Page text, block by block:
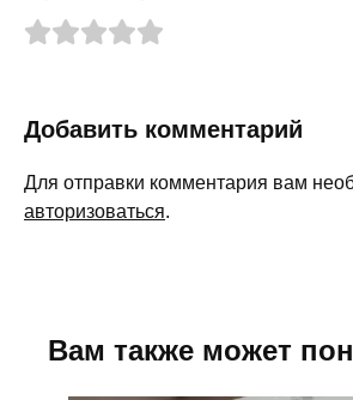
Добавить комментарий
Для отправки комментария вам
авторизоваться.
Вам также может